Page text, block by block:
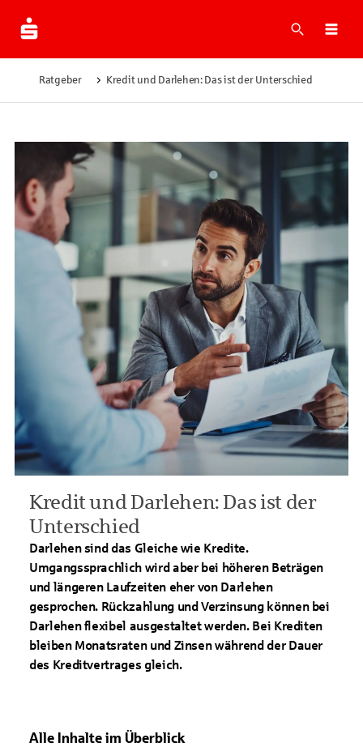
Suche
Ratgeber Kredit und Darlehen: Das ist der Unterschied
Kredit und Darlehen: Das ist der
Unterschied
Darlehen sind das Gleiche wie Kredite.
Umgangssprachlich wird aber bei höheren Beträgen
und längeren Laufzeiten eher von Darlehen
gesprochen. Rückzahlung und Verzinsung können bei
Darlehen flexibel ausgestaltet werden. Bei Krediten
bleiben Monatsraten und Zinsen während der Dauer
des Kreditvertrages gleich.
Alle Inhalte im Überblick